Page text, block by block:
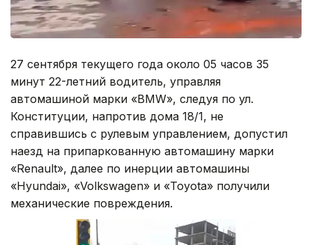
27 сентября текущего года около 05 часов 35
минут 22-летний водитель, управляя
автомашиной марки «BMW», следуя по ул.
Конституции, напротив дома 18/1, не
справившись с рулевым управлением, допустил
наезд на припаркованную автомашину марки
«Renault», далее по инерции автомашины
«Hyundai», «Volkswagen» и «Toyota» получили
механические повреждения.